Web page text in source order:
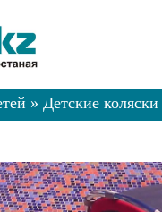
» Детские коляски